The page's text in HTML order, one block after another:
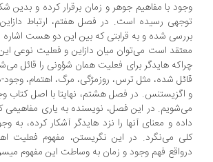
با مفاهیم جوهر و زمان برقرار کرده و بدین شکل به
رسیده است. در فصل هفتم، ارتباط دازاین با
شده و به قرابتی که بین این دو هست اشاره
است می‌توان میان دازاین و فعلیت نوعی این‌
هایدگر برای فعلیت همان شؤونی را قائل می‌شود که
شده، مثل ترس، روزمرّگی، مرگ، اهتمام، وجود-در-
در فصل هشتم، نهایتا با اصل کتاب وجود و
در این فصل، نویسنده به یاری مفاهیمی که
و معنای آنها را نزد هایدگر آشکار کرده، به وجود و
می‌نگرد. در این نگریستن، مفهوم فعلیت اهمیت
فهم وجود و زمان به وساطت این مفهوم میسر